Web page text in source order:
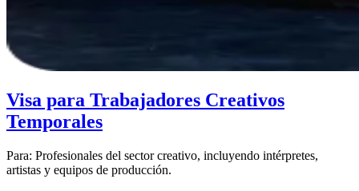
Visa para Trabajadores Creativos
Temporales
Para: Profesionales del sector creativo, incluyendo intérpretes,
artistas y equipos de producción.